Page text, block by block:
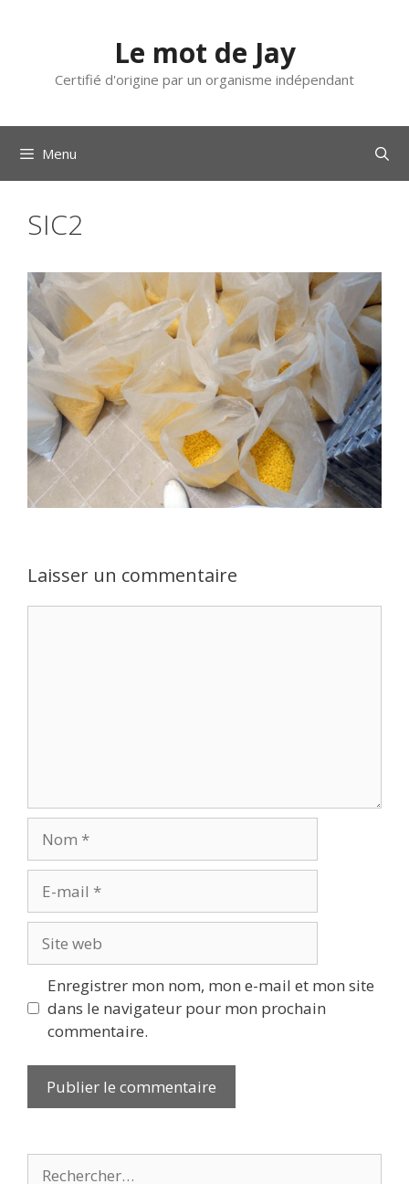
Le mot de Jay
Certifié d'origine par un organisme indépendant
Menu
SIC2
Laisser un commentaire
mail
web
Enregistrer mon nom, mon e-mail et mon site
dans le navigateur pour mon prochain
commentaire.